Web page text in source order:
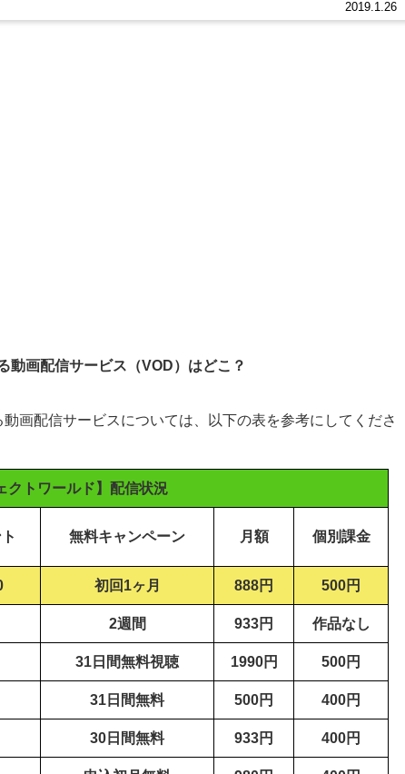
2019.1.26
動画配信サービス（VOD）はどこ？
画配信サービスについては、以下の表を参考にしてくださ
クトワールド】配信状況
無料キャンペーン 月額 個別課金
初回1ヶ月 888円 500円
2週間 933円 作品なし
31 日間無料視聴 1990円 500円
31 日間無料 500円 400円
30 日間無料 933円 400円